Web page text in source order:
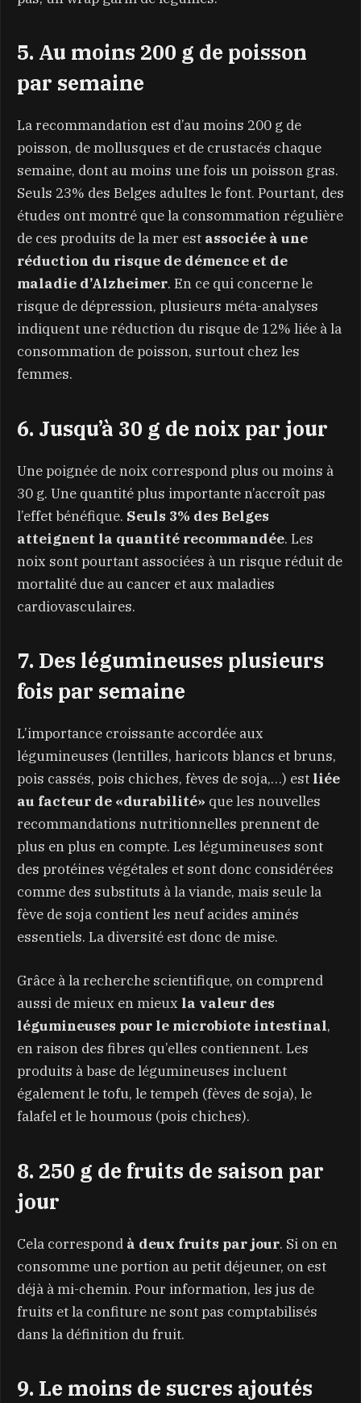
5. Au moins 200 g de poisson
par semaine
La recommandation est d’au moins 200 g de
poisson, de mollusques et de crustacés chaque
semaine, dont au moins une fois un poisson gras.
Seuls 23% des Belges adultes le font. Pourtant, des
études ont montré que la consommation régulière
de ces produits de la mer est associée à une
réduction du risque de démence et de
maladie d’Alzheimer. En ce qui concerne le
risque de dépression, plusieurs méta-analyses
indiquent une réduction du risque de 12% liée à la
consommation de poisson, surtout chez les
femmes.
6. Jusqu’à 30 g de noix par jour
Une poignée de noix correspond plus ou moins à
30 g. Une quantité plus importante n’accroît pas
l’effet bénéfique. Seuls 3% des Belges
atteignent la quantité recommandée. Les
noix sont pourtant associées à un risque réduit de
mortalité due au cancer et aux maladies
cardiovasculaires.
7. Des légumineuses plusieurs
fois par semaine
L’importance croissante accordée aux
légumineuses (lentilles, haricots blancs et bruns,
pois cassés, pois chiches, fèves de soja,…) est liée
au facteur de «durabilité» que les nouvelles
recommandations nutritionnelles prennent de
plus en plus en compte. Les légumineuses sont
des protéines végétales et sont donc considérées
comme des substituts à la viande, mais seule la
fève de soja contient les neuf acides aminés
essentiels. La diversité est donc de mise.
Grâce à la recherche scientifique, on comprend
aussi de mieux en mieux la valeur des
légumineuses pour le microbiote intestinal,
en raison des fibres qu’elles contiennent. Les
produits à base de légumineuses incluent
également le tofu, le tempeh (fèves de soja), le
falafel et le houmous (pois chiches).
8. 250 g de fruits de saison par
jour
Cela correspond à deux fruits par jour. Si on en
consomme une portion au petit déjeuner, on est
déjà à mi-chemin. Pour information, les jus de
fruits et la confiture ne sont pas comptabilisés
dans la définition du fruit.
9. Le moins de sucres ajoutés